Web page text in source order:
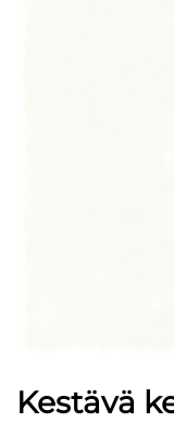
Kestävä